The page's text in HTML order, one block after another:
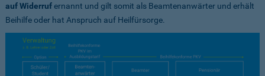
auf Widerrufernannt und gilt somit als Beamtenanwärter und erhält
Beihilfe oder hat Anspruch auf Heilfürsorge.